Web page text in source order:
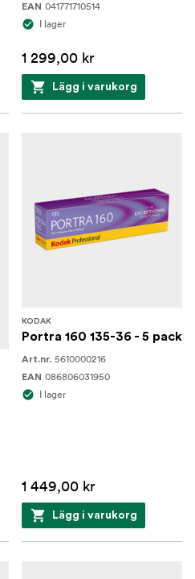
EAN 041771710514
I lager
1 299,00 kr
Lägg i varukorg
KODAK
Portra 160 135-36 - 5 pack
Art.nr. 5610000216
EAN 086806031950
I lager
1 449,00 kr
Lägg i varukorg